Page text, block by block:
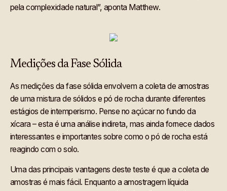
pela complexidade natural”, aponta Matthew.
Medições da Fase Sólida
As medições da fase sólida envolvem a coleta de amostras
de uma mistura de sólidos e pó de rocha durante diferentes
estágios de intemperismo. Pense no açúcar no fundo da
xícara – esta é uma análise indireta, mas ainda fornece dados
interessantes e importantes sobre como o pó de rocha está
reagindo com o solo.
Uma das principais vantagens deste teste é que a coleta de
amostras é mais fácil. Enquanto a amostragem líquida